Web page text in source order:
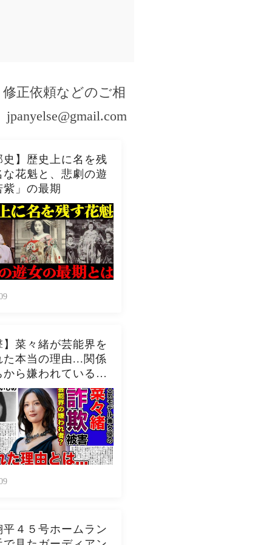
正依頼などのご相
jpanyelse@gmail.com
史】歴史上に名を残
な花魁と、悲劇の遊
紫」の最期
】菜々緒が芸能界を
た本当の理由...関係
から嫌われている現
きを隠せない！！詐
にまで遭っている衝
在...過去の壮絶ない
一同驚愕！！
平４５号ホームラン